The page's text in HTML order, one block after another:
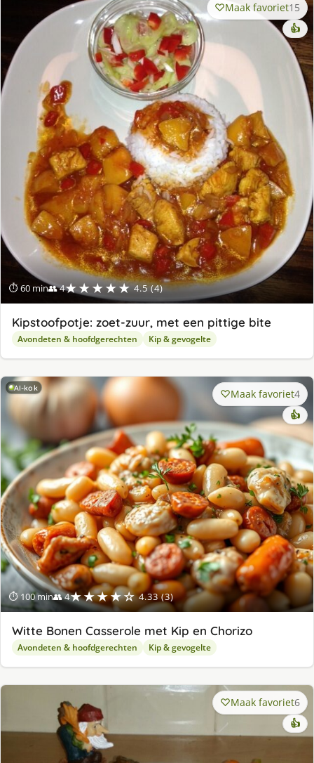
⏱ 60 min👥 4★★★★★ 4.5 (4)
Maak favoriet15
👍
Kipstoofpotje: zoet-zuur, met een pittige bite
Avondeten & hoofdgerechten Kip & gevogelte
AI-kok
⏱ 100 min👥 4★★★★☆ 4.33 (3)
Maak favoriet4
👍
Witte Bonen Casserole met Kip en Chorizo
Avondeten & hoofdgerechten Kip & gevogelte
Maak favoriet6
👍